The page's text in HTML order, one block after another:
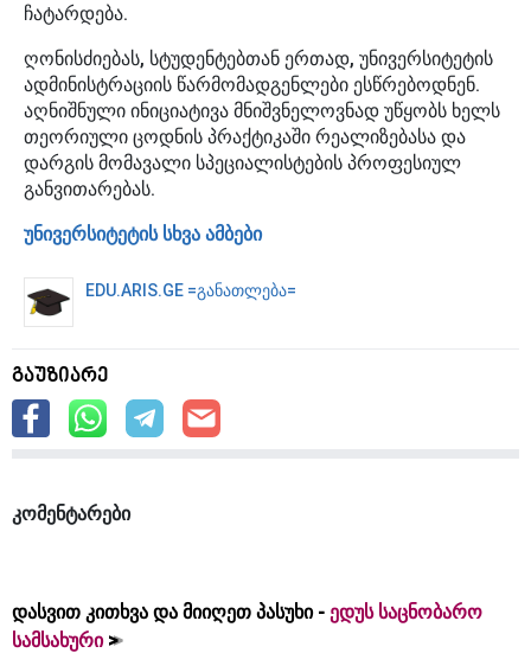
ჩატარდება.
ღონისძიებას, სტუდენტებთან ერთად, უნივერსიტეტის
ადმინისტრაციის წარმომადგენლები ესწრებოდნენ.
აღნიშნული ინიციატივა მნიშვნელოვნად უწყობს ხელს
თეორიული ცოდნის პრაქტიკაში რეალიზებასა და
დარგის მომავალი სპეციალისტების პროფესიულ
განვითარებას.
უნივერსიტეტის სხვა ამბები
EDU.ARIS.GE =განათლება=
გაუზიარე
კომენტარები
დასვით კითხვა და მიიღეთ პასუხი - ედუს საცნობარო
სამსახური